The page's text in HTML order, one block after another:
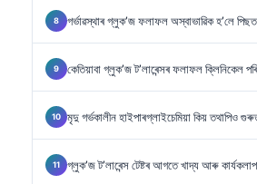
গৰ্ভাৱস্থাৰ গ্লুক’জ ফলাফল অস্বাভাৱিক হ’লে
কেতিয়াবা গ্লুক’জ ট’লাৰেন্সৰ ফলাফল ক্লিনিকেল
মৃদু গৰ্ভকালীন হাইপাৰগ্লাইচেমিয়া কিয় তথাপিও
গ্লুক’জ ট’লাৰেন্স টেষ্টৰ আগতে খাদ্য আৰু